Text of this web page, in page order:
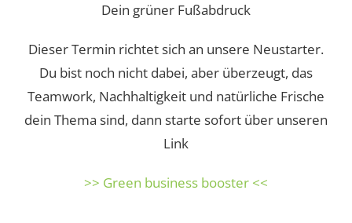
Dein grüner Fußabdruck
Dieser Termin richtet sich an unsere Neustarter.
Du bist noch nicht dabei, aber überzeugt, das
Teamwork, Nachhaltigkeit und natürliche Frische
dein Thema sind, dann starte sofort über unseren
Link
>> Green business booster <<